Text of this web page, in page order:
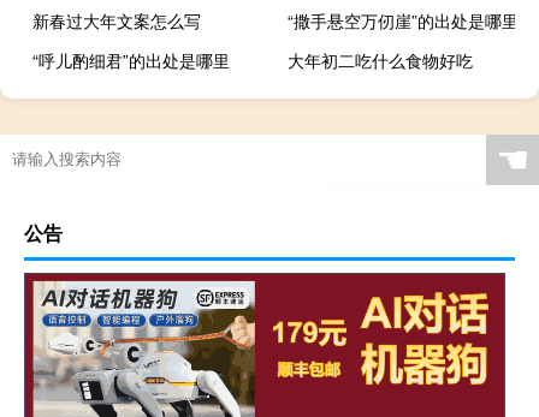
新春过大年文案怎么写
“撒手悬空万仞崖”的出处是哪里
“呼儿酌细君”的出处是哪里
大年初二吃什么食物好吃
☚
公告